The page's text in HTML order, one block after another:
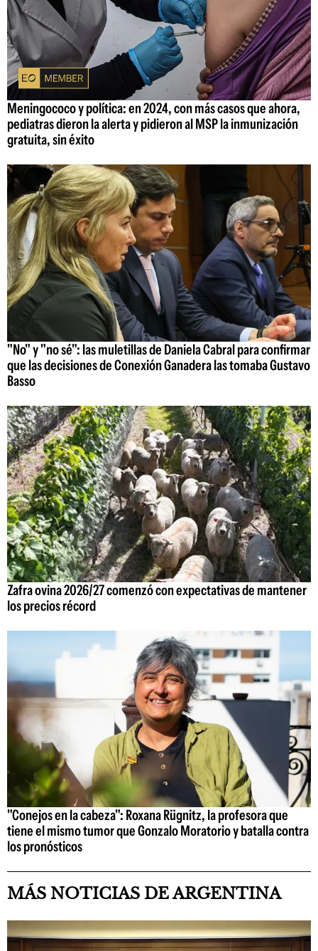
Meningococo y política: en 2024, con más casos que ahora,
pediatras dieron la alerta y pidieron al MSP la inmunización
gratuita, sin éxito
"No" y "no sé": las muletillas de Daniela Cabral para confirmar
que las decisiones de Conexión Ganadera las tomaba Gustavo
Basso
Zafra ovina 2026/27 comenzó con expectativas de mantener
los precios récord
"Conejos en la cabeza": Roxana Rügnitz, la profesora que
tiene el mismo tumor que Gonzalo Moratorio y batalla contra
los pronósticos
MÁS NOTICIAS DE ARGENTINA